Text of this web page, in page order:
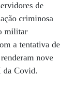
de
criminosa
militar
a tentativa de
nove
da Covid.